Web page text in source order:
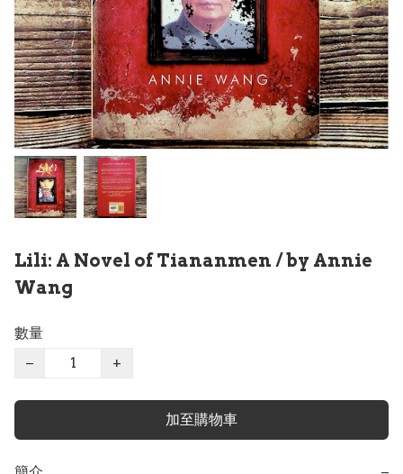
Lili: A Novel of Tiananmen / by Annie
Wang
數量
−
+
加至購物車